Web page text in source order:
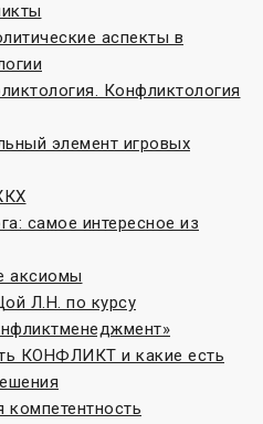
аспекты в
Конфликтология
элемент игровых
самое интересное из
аксиомы
Л.Н. по курсу
КОНФЛИКТ и какие есть
компетентность